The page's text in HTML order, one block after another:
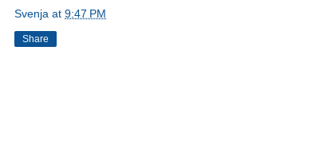
Svenja at 9:47 PM
Share